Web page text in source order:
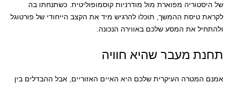
של היסטוריה מפוארת מול מודרניות קוסמופוליטית. כשתנחתו בה
לקראת טיסת ההמשך, תוכלו להרגיש מיד את הקצב הייחודי של פורטוגל
ולהתחיל את המסע שלכם באווירה הנכונה.
תחנת מעבר שהיא חוויה
אמנם המטרה העיקרית שלכם היא האיים האזוריים, אבל ההבדלים בין